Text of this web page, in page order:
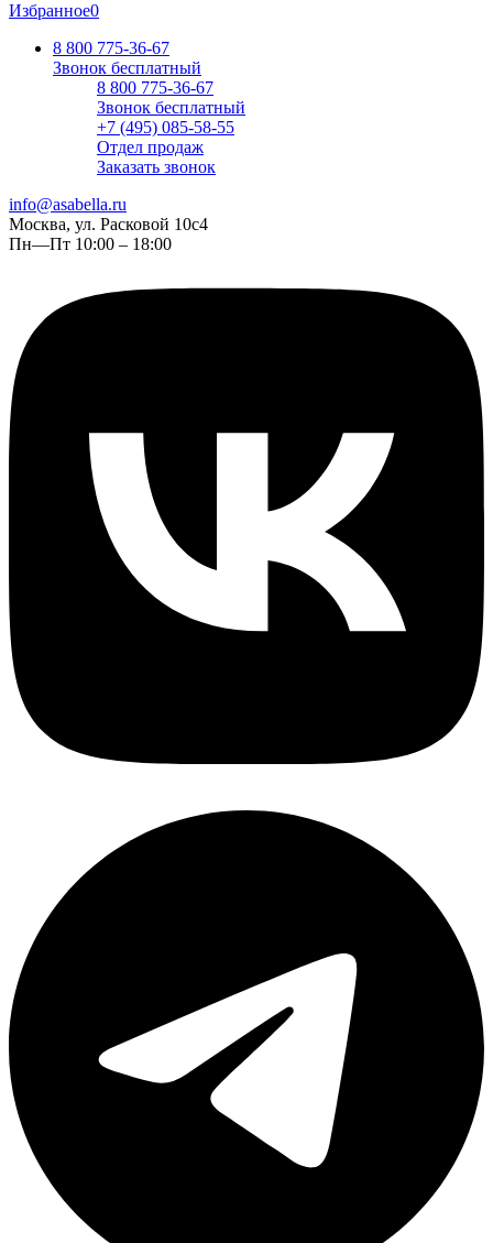
Избранное0
8 800 775-36-67
Звонок бесплатный
8 800 775-36-67
Звонок бесплатный
+7 (495) 085-58-55
Отдел продаж
Заказать звонок
info@asabella.ru
Москва, ул. Расковой 10с4
Пн—Пт 10:00 – 18:00